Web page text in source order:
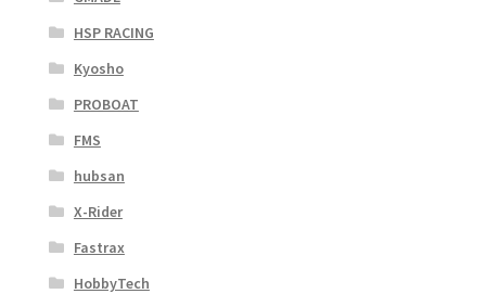
HSP RACING
Kyosho
PROBOAT
FMS
hubsan
X-Rider
Fastrax
HobbyTech